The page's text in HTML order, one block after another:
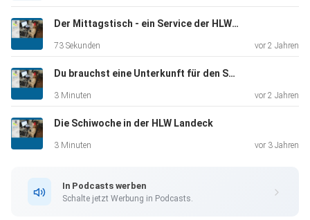
Der Mittagstisch - ein Service der HLW Landeck
73 Sekunden vor 2 Jahren
Du brauchst eine Unterkunft für den Schulbesuch?
3 Minuten vor 2 Jahren
Die Schiwoche in der HLW Landeck
3 Minuten vor 3 Jahren
In Podcasts werben
Schalte jetzt Werbung in Podcasts.